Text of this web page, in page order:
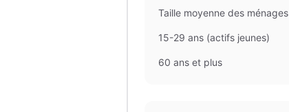
Taille moyenne des ménages
15-29 ans (actifs jeunes)
60 ans et plus